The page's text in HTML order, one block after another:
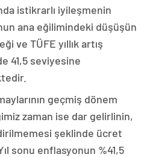
istikrarlı iyileşmenin
ana eğilimindeki düşüşün
ve TÜFE yıllık artış
41,5 seviyesine
geçmiş dönem
zaman ise dar gelirlinin,
şeklinde ücret
sonu enflasyonun %41,5